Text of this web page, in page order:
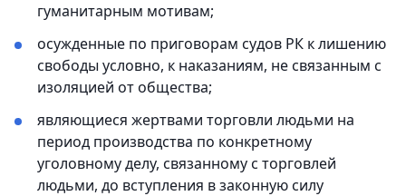
гуманитарным мотивам;
осужденные по приговорам судов РК к лишению
свободы условно, к наказаниям, не связанным с
изоляцией от общества;
являющиеся жертвами торговли людьми на
период производства по конкретному
уголовному делу, связанному с торговлей
людьми, до вступления в законную силу